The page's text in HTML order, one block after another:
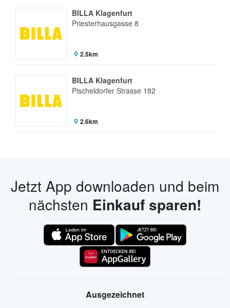
BILLA Klagenfurt
Priesterhausgasse 8
2.5km
BILLA Klagenfurt
Pischeldorfer Strasse 182
2.6km
Jetzt App downloaden und beim
nächsten Einkauf sparen!
Ausgezeichnet